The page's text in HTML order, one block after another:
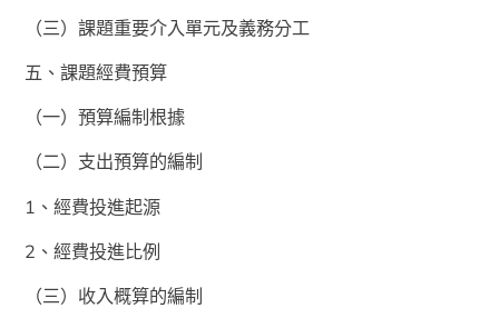
（三）課題重要介入單元及義務分工
五、課題經費預算
（一）預算編制根據
（二）支出預算的編制
1、經費投進起源
2、經費投進比例
（三）收入概算的編制